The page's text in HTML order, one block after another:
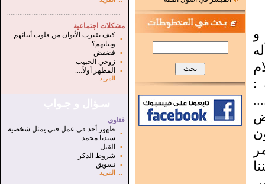
مشكلات اجتماعية
▪
كيف يقترب الأبوان من قلوب أبنائهم
وبناتهم؟
▪
فضفض
▪
زوجي الحبيب
▪
المظهر أولاً....
::: المزيد
فتاوى
▪
ظهور أحد في عمل فني يمثل شخصية
سيدنا محمد
▪
القتل
▪
شروط الذكر
▪
تسويق
:::
المزيد
و
: